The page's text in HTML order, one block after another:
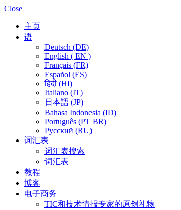
Close
主页
语
Deutsch (DE)
English ( EN )
Français (FR)
Español (ES)
हिंदी (HI)
Italiano (IT)
日本語 (JP)
Bahasa Indonesia (ID)
Português (PT BR)
Pусский (RU)
词汇表
词汇表搜索
词汇表
教程
博客
电子商务
TIC和技术情报专家的原创礼物